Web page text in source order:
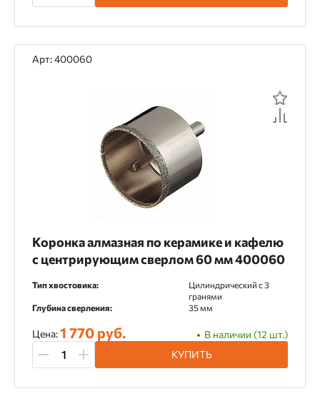
Арт: 400060
Коронка алмазная по керамике и кафелю
с центрирующим сверлом 60 мм 400060
Тип хвостовика:
Цилиндрический c 3
гранями
Глубина сверления:
35 мм
Цена:1 770 руб.
В наличии (12 шт.)
КУПИТЬ